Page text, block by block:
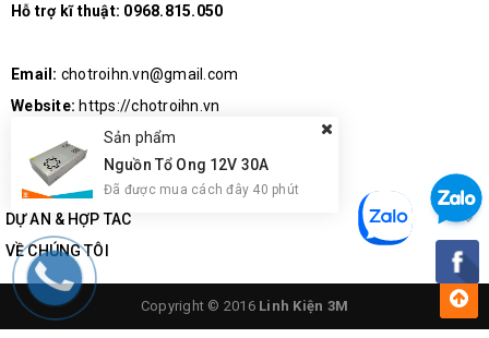
Thời gian nhận diệnmodule cảm biến
Thiết kế nhỏ gọn, tiện lợi, phần tiếp xúc vân tay sáng,
bóng giúp nhận diện vân tay dễ dàng, chính xác
Tỉ lệ nhận diện lỗi là rất nhỏ: <0.001%
Hỗ trợ kĩ thuật: 0968.815.050
Email: chotroihn.vn@gmail.com
Website: https://chotroihn.vn
DỰ ÁN & HỢP TÁC
VỀ CHÚNG TÔI
Copyright © 2016 Linh Kiện 3M
Sản phẩm
Nguồn Tổ Ong 12V 30A
Đã được mua cách đây 40 phút